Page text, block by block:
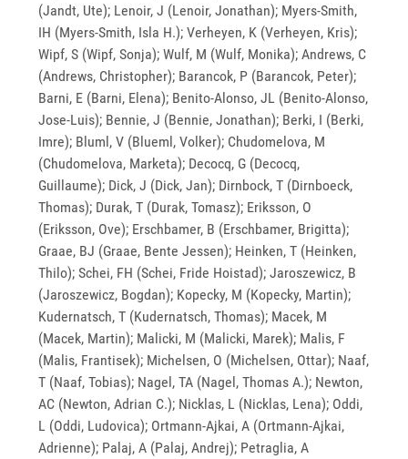
(Jandt, Ute); Lenoir, J (Lenoir, Jonathan); Myers-Smith,
IH (Myers-Smith, Isla H.); Verheyen, K (Verheyen, Kris);
Wipf, S (Wipf, Sonja); Wulf, M (Wulf, Monika); Andrews, C
(Andrews, Christopher); Barancok, P (Barancok, Peter);
Barni, E (Barni, Elena); Benito-Alonso, JL (Benito-Alonso,
Jose-Luis); Bennie, J (Bennie, Jonathan); Berki, I (Berki,
Imre); Bluml, V (Blueml, Volker); Chudomelova, M
(Chudomelova, Marketa); Decocq, G (Decocq,
Guillaume); Dick, J (Dick, Jan); Dirnbock, T (Dirnboeck,
Thomas); Durak, T (Durak, Tomasz); Eriksson, O
(Eriksson, Ove); Erschbamer, B (Erschbamer, Brigitta);
Graae, BJ (Graae, Bente Jessen); Heinken, T (Heinken,
Thilo); Schei, FH (Schei, Fride Hoistad); Jaroszewicz, B
(Jaroszewicz, Bogdan); Kopecky, M (Kopecky, Martin);
Kudernatsch, T (Kudernatsch, Thomas); Macek, M
(Macek, Martin); Malicki, M (Malicki, Marek); Malis, F
(Malis, Frantisek); Michelsen, O (Michelsen, Ottar); Naaf,
T (Naaf, Tobias); Nagel, TA (Nagel, Thomas A.); Newton,
AC (Newton, Adrian C.); Nicklas, L (Nicklas, Lena); Oddi,
L (Oddi, Ludovica); Ortmann-Ajkai, A (Ortmann-Ajkai,
Adrienne); Palaj, A (Palaj, Andrej); Petraglia, A